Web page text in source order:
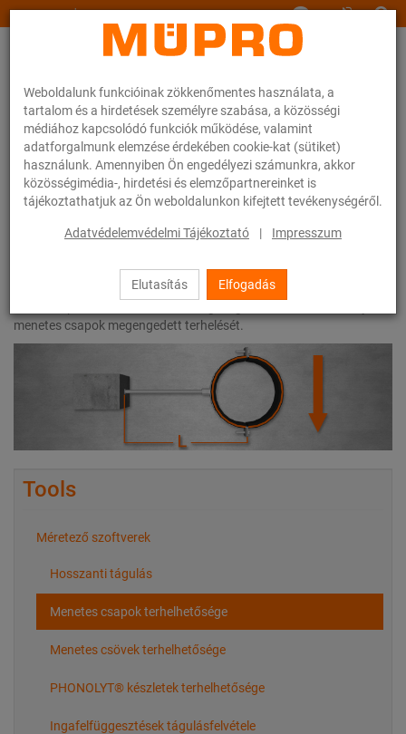
Weboldalunk funkcióinak zökkenőmentes használata, a
tartalom és a hirdetések személyre szabása, a közösségi
médiához kapcsolódó funkciók működése, valamint
adatforgalmunk elemzése érdekében cookie-kat (sütiket)
használunk. Amennyiben Ön engedélyezi számunkra, akkor
közösségimédia-, hirdetési és elemzőpartnereinket is
tájékoztathatjuk az Ön weboldalunkon kifejtett tevékenységéről.
Adatvédelemvédelmi Tájékoztató | Impresszum
Elutasítás Elfogadás
www.muepro.hu
Szolgáltatások Digitális szolgáltatások
Méretező szoftverek
Menetes csapok terhelhetősége
menetes csapok megengedett terhelését.
Tools
Méretező szoftverek
Hosszanti tágulás
Menetes csapok terhelhetősége
Menetes csövek terhelhetősége
PHONOLYT® készletek terhelhetősége
Ingafelfüggesztések tágulásfelvétele